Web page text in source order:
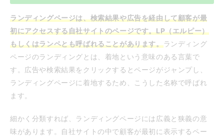
ランディングページは、検索結果や広告を経由して顧客が最
初にアクセスする自社サイトのページです。LP（エルピー）
もしくはランペとも呼ばれることがあります。ランディング
ページのランディングとは、着地という意味のある言葉で
す。広告や検索結果をクリックするとページがジャンプし、
ランディングページに着地するため、こうした名称で呼ばれ
ます。
細かく分類すれば、ランディングページには広義と狭義の意
味があります。自社サイトの中で顧客が最初に表示するペー